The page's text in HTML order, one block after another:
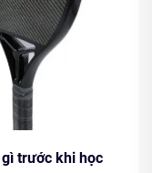
trước khi học